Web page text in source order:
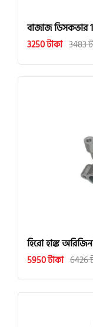
বাজাজ ডিসকভার
3250 টাকা 3483
হিরো হাঙ্ক
5950 টাকা 6426